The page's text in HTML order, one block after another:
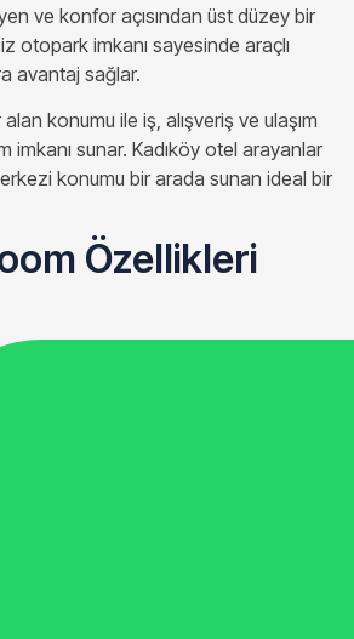
ve konfor açısından üst düzey bir
otopark imkanı sayesinde araçlı
avantaj sağlar.
konumu ile iş, alışveriş ve ulaşım
imkanı sunar. Kadıköy otel arayanlar
konumu bir arada sunan ideal bir
Özellikleri